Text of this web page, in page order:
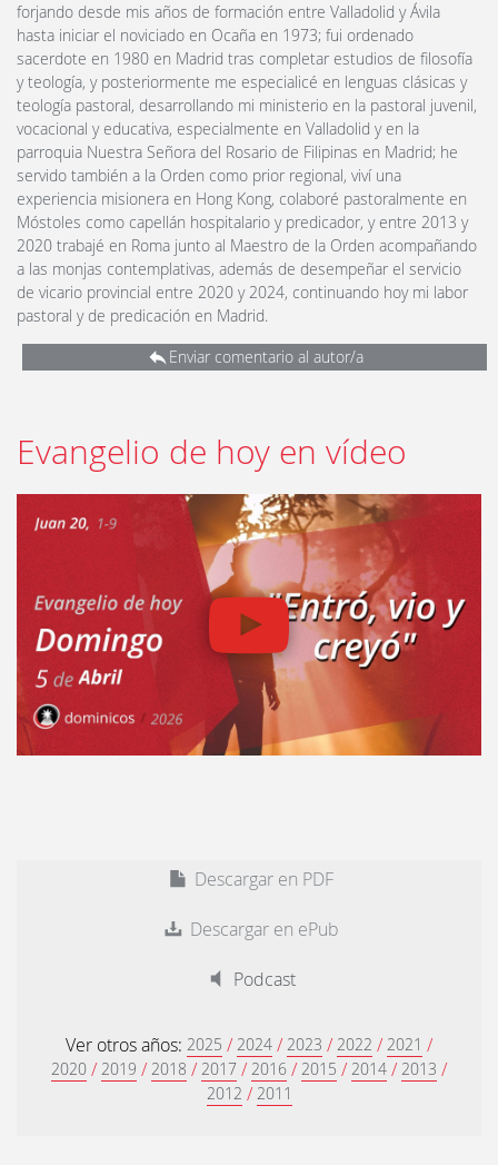
forjando desde mis años de formación entre Valladolid y Ávila
hasta iniciar el noviciado en Ocaña en 1973; fui ordenado
sacerdote en 1980 en Madrid tras completar estudios de filosofía
y teología, y posteriormente me especialicé en lenguas clásicas y
teología pastoral, desarrollando mi ministerio en la pastoral juvenil,
vocacional y educativa, especialmente en Valladolid y en la
parroquia Nuestra Señora del Rosario de Filipinas en Madrid; he
servido también a la Orden como prior regional, viví una
experiencia misionera en Hong Kong, colaboré pastoralmente en
Móstoles como capellán hospitalario y predicador, y entre 2013 y
2020 trabajé en Roma junto al Maestro de la Orden acompañando
a las monjas contemplativas, además de desempeñar el servicio
de vicario provincial entre 2020 y 2024, continuando hoy mi labor
pastoral y de predicación en Madrid.
Enviar comentario al autor/a
Evangelio de hoy en vídeo
Descargar en PDF
Descargar en ePub
Podcast
Ver otros años: 2025 / 2024 / 2023 / 2022 / 2021 /
2020 / 2019 / 2018 / 2017 / 2016 / 2015 / 2014 / 2013 /
2012 / 2011